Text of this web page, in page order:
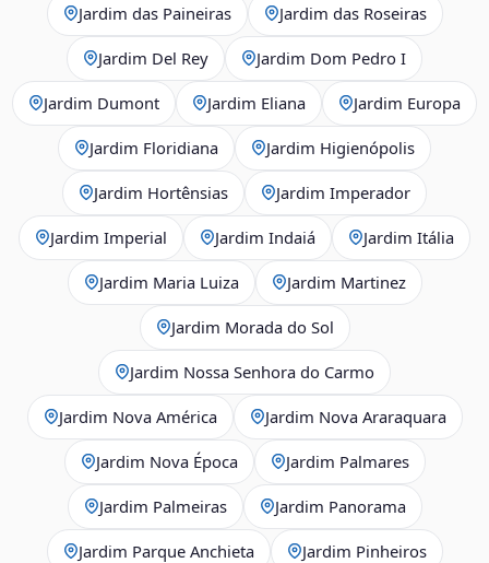
Jardim das Paineiras Jardim das Roseiras
Jardim Del Rey Jardim Dom Pedro I
Jardim Dumont Jardim Eliana Jardim Europa
Jardim Floridiana Jardim Higienópolis
Jardim Hortênsias Jardim Imperador
Jardim Imperial Jardim Indaiá Jardim Itália
Jardim Maria Luiza Jardim Martinez
Jardim Morada do Sol
Jardim Nossa Senhora do Carmo
Jardim Nova América Jardim Nova Araraquara
Jardim Nova Época Jardim Palmares
Jardim Palmeiras Jardim Panorama
Jardim Parque Anchieta Jardim Pinheiros